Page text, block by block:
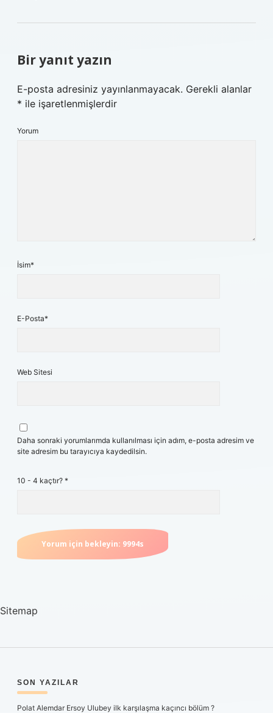
Bir yanıt yazın
E-posta adresiniz yayınlanmayacak. Gerekli alanlar
* ile işaretlenmişlerdir
Yorum
İsim*
E-Posta*
Web Sitesi
Daha sonraki yorumlarımda kullanılması için adım, e-posta adresim ve
site adresim bu tarayıcıya kaydedilsin.
10 - 4 kaçtır? *
Sitemap
SIDEBAR
SON YAZILAR
Polat Alemdar Ersoy Ulubey ilk karşılaşma kaçıncı bölüm ?